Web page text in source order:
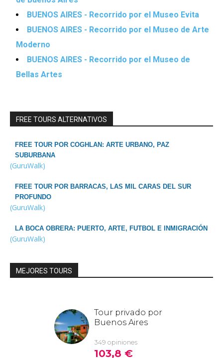
BUENOS AIRES - Recorrido por el Museo Evita
BUENOS AIRES - Recorrido por el Museo de Arte
Moderno
BUENOS AIRES - Recorrido por el Museo de
Bellas Artes
FREE TOURS ALTERNATIVOS
FREE TOUR POR COGHLAN: ARTE URBANO, PAZ
SUBURBANA
(GuruWalk)
FREE TOUR POR BARRACAS, LAS MIL CARAS DEL SUR
PROFUNDO
(GuruWalk)
LA BOCA OBRERA: PUERTO, ARTE, FUTBOL E INMIGRACIÓN
(GuruWalk)
MEJORES TOURS